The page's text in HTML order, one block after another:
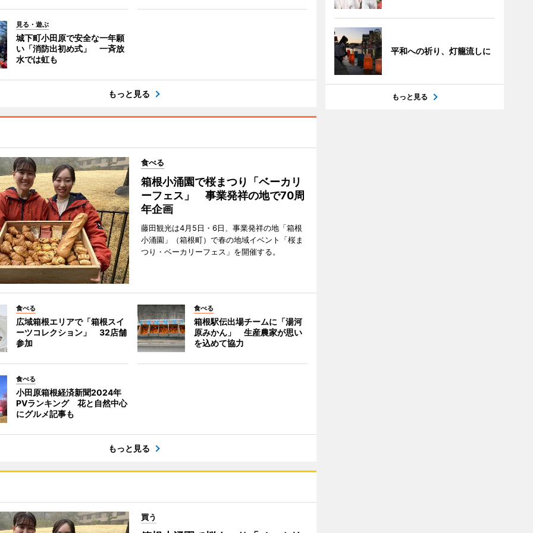
見る・遊ぶ
城下町小田原で安全な一年願
い「消防出初め式」 一斉放
水では虹も
もっと見る
食べる
箱根小涌園で桜まつり「ベーカリ
ーフェス」 事業発祥の地で70周
年企画
藤田観光は4月5日・6日、事業発祥の地「箱根
小涌園」（箱根町）で春の地域イベント「桜ま
つり・ベーカリーフェス」を開催する。
食べる
広域箱根エリアで「箱根スイ
ーツコレクション」 32店舗
参加
食べる
箱根駅伝出場チームに「湯河
原みかん」 生産農家が思い
を込めて協力
食べる
小田原箱根経済新聞2024年
PVランキング 花と自然中心
にグルメ記事も
もっと見る
買う
平和への祈り、灯籠流しに
もっと見る